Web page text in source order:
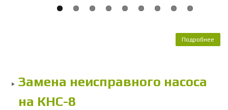
Подробнее
Замена неисправного насоса
на КНС-8